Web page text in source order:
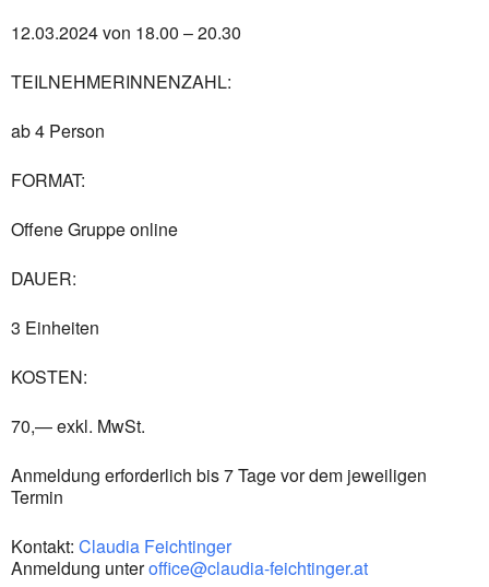
12.03.2024 von 18.00 – 20.30
TEILNEHMERINNENZAHL:
ab 4 Person
FORMAT:
Offene Gruppe online
DAUER:
3 Einheiten
KOSTEN:
70,— exkl. MwSt.
Anmeldung erforderlich bis 7 Tage vor dem jeweiligen
Termin
Kontakt: Claudia Feichtinger
Anmeldung unteroffice@claudia-feichtinger.at